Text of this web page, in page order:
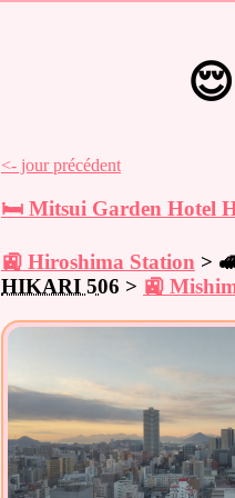
<- jour précédent
🛏️ Mitsui Garden Hotel
🚉 Hiroshima Station >
HIKARI 506 > 🚉